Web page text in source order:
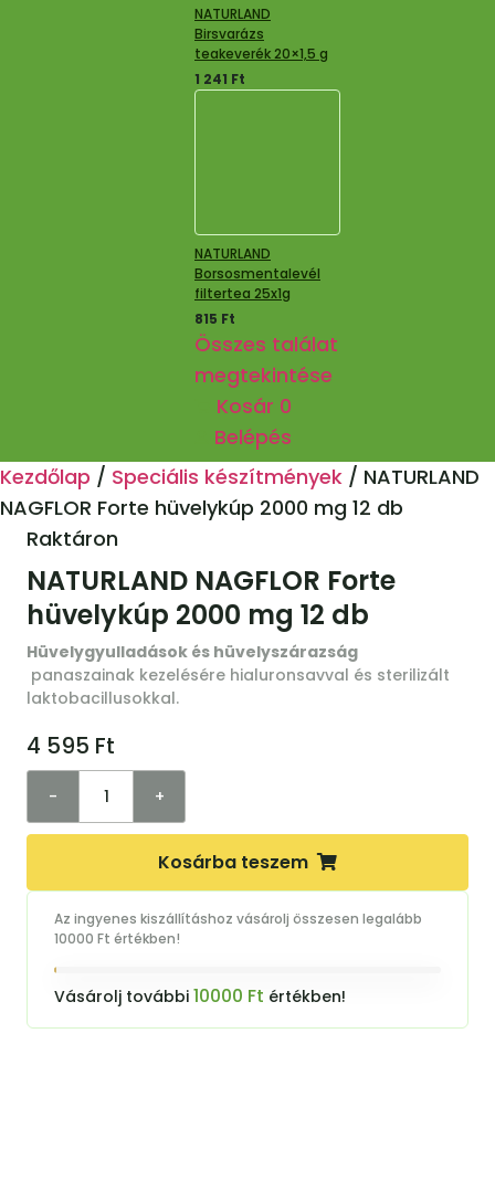
NATURLAND
Birsvarázs
teakeverék 20×1,5 g
1 241 Ft
NATURLAND
Borsosmentalevél
filtertea 25x1g
815 Ft
Összes találat
megtekintése
Kosár 0
Belépés
Kezdőlap / Speciális készítmények / NATURLAND
NAGFLOR Forte hüvelykúp 2000 mg 12 db
Raktáron
NATURLAND NAGFLOR Forte
hüvelykúp 2000 mg 12 db
Hüvelygyulladások és hüvelyszárazság
panaszainak kezelésére hialuronsavval és sterilizált
laktobacillusokkal.
4 595 Ft
- +
Kosárba teszem
Az ingyenes kiszállításhoz vásárolj összesen legalább
10000 Ft értékben!
Vásárolj további 10000 Ft értékben!